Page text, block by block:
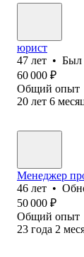
юрист
47 лет • Был
60 000 ₽
Общий опыт
20 лет 6
Менеджер
46 лет •
50 000 ₽
Общий опыт
23 года 2